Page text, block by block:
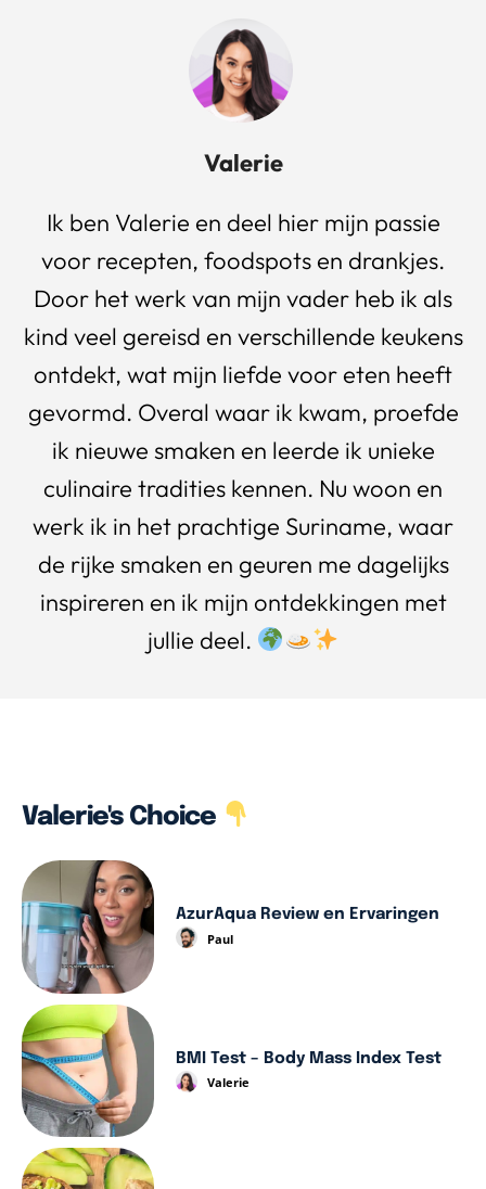
Valerie
Ik ben Valerie en deel hier mijn passie
voor recepten, foodspots en drankjes.
Door het werk van mijn vader heb ik als
kind veel gereisd en verschillende keukens
ontdekt, wat mijn liefde voor eten heeft
gevormd. Overal waar ik kwam, proefde
ik nieuwe smaken en leerde ik unieke
culinaire tradities kennen. Nu woon en
werk ik in het prachtige Suriname, waar
de rijke smaken en geuren me dagelijks
inspireren en ik mijn ontdekkingen met
jullie deel.
Valerie's Choice
AzurAqua Review en Ervaringen
Paul
BMI Test – Body Mass Index Test
Valerie